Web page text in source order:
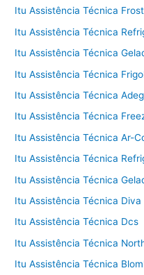
Itu Assistência Técnica
Itu Assistência Técnica
Itu Assistência Técnica
Itu Assistência Técnica
Itu Assistência Técnica
Itu Assistência Técnica
Itu Assistência Técnica Ar-
Itu Assistência Técnica
Itu Assistência Técnica
Itu Assistência Técnica Diva
Itu Assistência Técnica Dcs
Itu Assistência Técnica
Itu Assistência Técnica